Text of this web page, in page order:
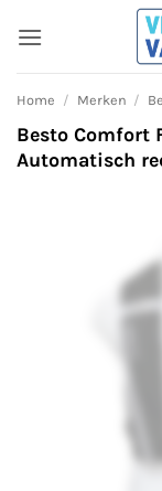
naar
inhoud
Home / Merken /
Besto Comfort
Automatisch